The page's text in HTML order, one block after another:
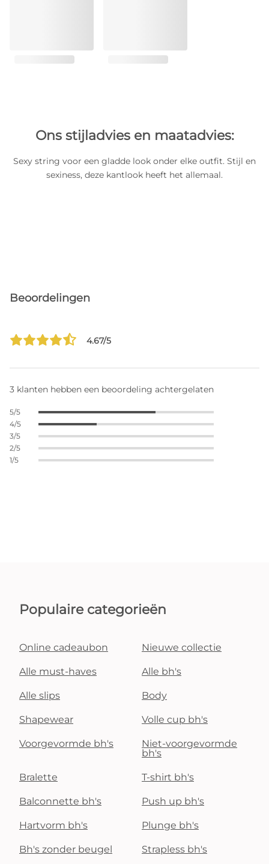
Ons stijladvies en maatadvies:
Sexy string voor een gladde look onder elke outfit. Stijl en
sexiness, deze kantlook heeft het allemaal.
Beoordelingen
4.67/5
3 klanten hebben een beoordeling achtergelaten
5/5
4/5
3/5
2/5
1/5
Populaire categorieën
Online cadeaubon Nieuwe collectie
Alle must-haves Alle bh's
Alle slips Body
Shapewear Volle cup bh's
Voorgevormde bh's
Niet-voorgevormde
bh's
Bralette T-shirt bh's
Balconnette bh's Push up bh's
Hartvorm bh's Plunge bh's
Bh's zonder beugel Strapless bh's